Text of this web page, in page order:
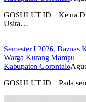
GOSULUT.ID – Ketua
Usira…
Semester I 2026, Baznas
Warga Kurang Mampu
Kabupaten Gorontalo
GOSULUT.ID – Pada